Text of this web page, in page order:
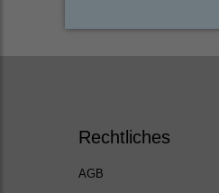
Rechtliches
AGB